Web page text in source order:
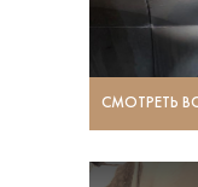
СМОТРЕТЬ